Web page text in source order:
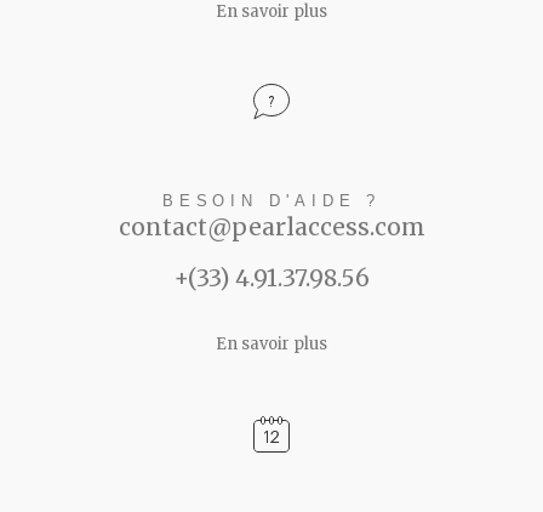
En savoir plus
BESOIN D'AIDE ?
contact@pearlaccess.com
+(33) 4.91.37.98.56
En savoir plus